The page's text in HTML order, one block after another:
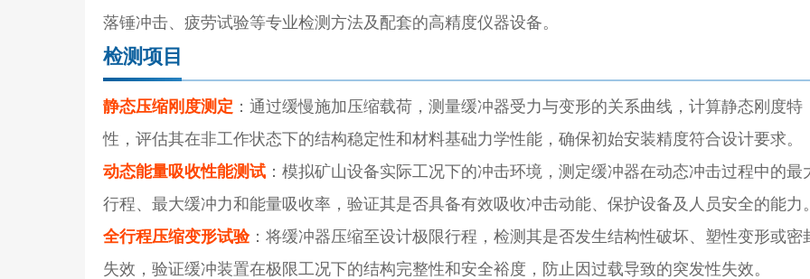
落锤冲击、疲劳试验等专业检测方法及配套的高精度仪器设备。
检测项目
静态压缩刚度测定 ：通过缓慢施加压缩载荷，测量缓冲器受力与变形的关系曲线，计算静态刚度特
性，评估其在非工作状态下的结构稳定性和材料基础力学性能 ，确保初始安装精度符合设计要求。
动态能量吸收性能测试 ：模拟矿山设备实际工况下的冲击环境，测定缓冲器在动态冲击过程中的最
行程、最大缓冲力和能量吸收率，验证其是否具备有效吸收冲击动能、保护设备及人员安全的能力。
全行程压缩变形试验：将缓冲器压缩至设计极限行程，检测其是否发生结构性破坏、塑性变形或密
失效，验证缓冲装置在极限工况下的结构完整性和安全裕度，防止因过载导致的突发性失效。